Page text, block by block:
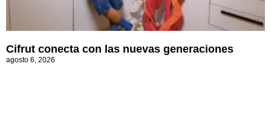
Cifrut conecta con las nuevas generaciones
agosto 6, 2026